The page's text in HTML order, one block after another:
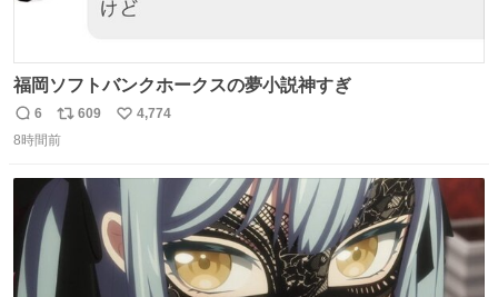
福岡ソフトバンクホークスの夢小説神すぎ
返
信
6
リ
ポ
数
609
い
数
4,774
8時間前